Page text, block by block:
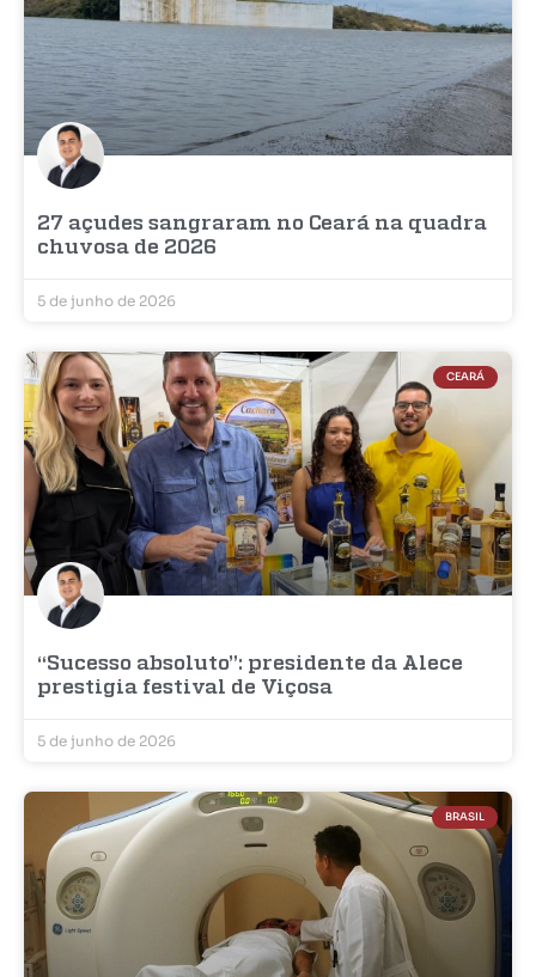
27 açudes sangraram no Ceará na quadra
chuvosa de 2026
5 de junho de 2026
CEARÁ
“Sucesso absoluto”: presidente da Alece
prestigia festival de Viçosa
5 de junho de 2026
BRASIL